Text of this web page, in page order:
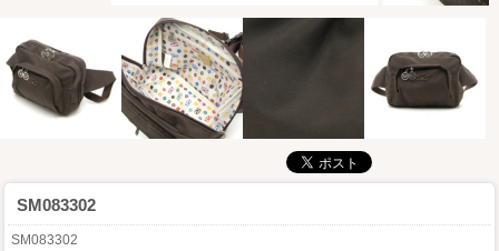
SM083302
SM083302